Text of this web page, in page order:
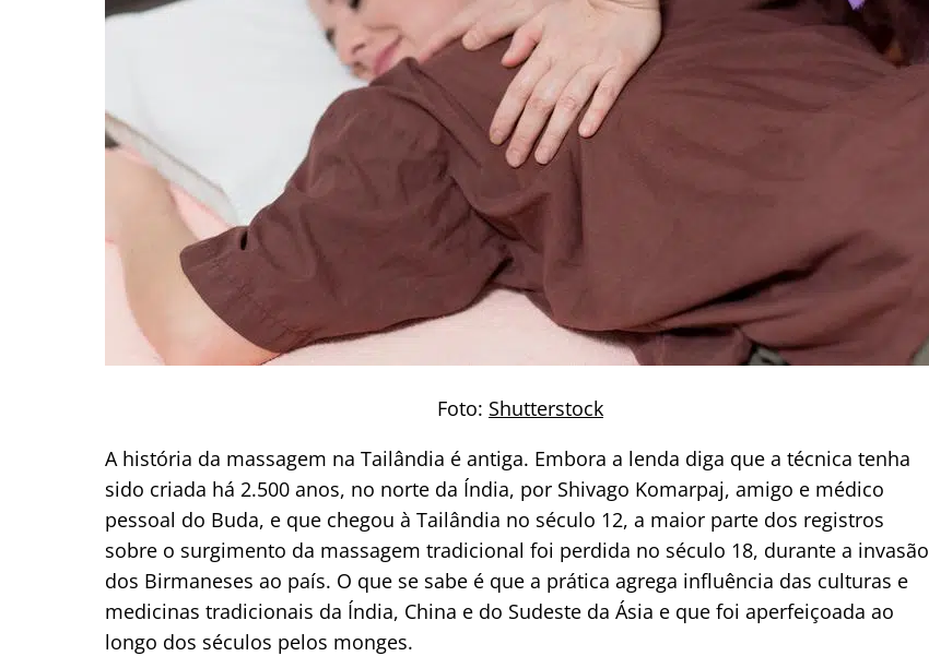
Foto: Shutterstock
A história da massagem na Tailândia é antiga. Embora a lenda diga que a técnica tenha
sido criada há 2.500 anos, no norte da Índia, por Shivago Komarpaj, amigo e médico
pessoal do Buda, e que chegou à Tailândia no século 12, a maior parte dos registros
sobre o surgimento da massagem tradicional foi perdida no século 18, durante a invasão
dos Birmaneses ao país. O que se sabe é que a prática agrega influência das culturas e
medicinas tradicionais da Índia, China e do Sudeste da Ásia e que foi aperfeiçoada ao
longo dos séculos pelos monges.